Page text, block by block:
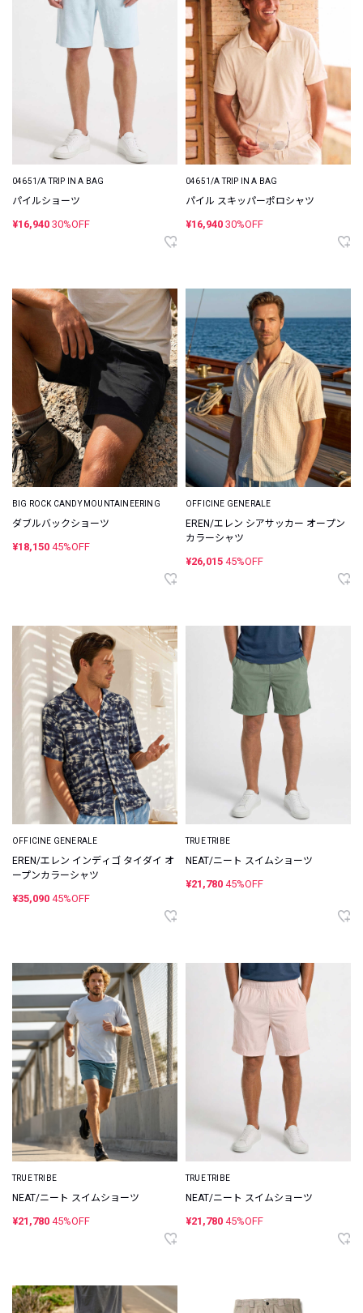
04651/A TRIP IN A BAG
パイルショーツ
¥16,940 30%OFF
04651/A TRIP IN A BAG
パイル スキッパーポロシャツ
¥16,940 30%OFF
BIG ROCK CANDY MOUNTAINEERING
ダブルバックショーツ
¥18,150 45%OFF
OFFICINE GENERALE
EREN/エレン シアサッカー オープン
カラーシャツ
¥26,015 45%OFF
OFFICINE GENERALE
EREN/エレン インディゴ タイダイ オ
ープンカラーシャツ
¥35,090 45%OFF
TRUE TRIBE
NEAT/ニート スイムショーツ
¥21,780 45%OFF
TRUE TRIBE
NEAT/ニート スイムショーツ
¥21,780 45%OFF
TRUE TRIBE
NEAT/ニート スイムショーツ
¥21,780 45%OFF